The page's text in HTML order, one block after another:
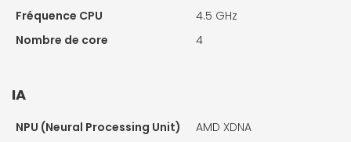
Fréquence CPU
4.5 GHz
Nombre de core
4
IA
NPU (Neural Processing Unit)
AMD XDNA